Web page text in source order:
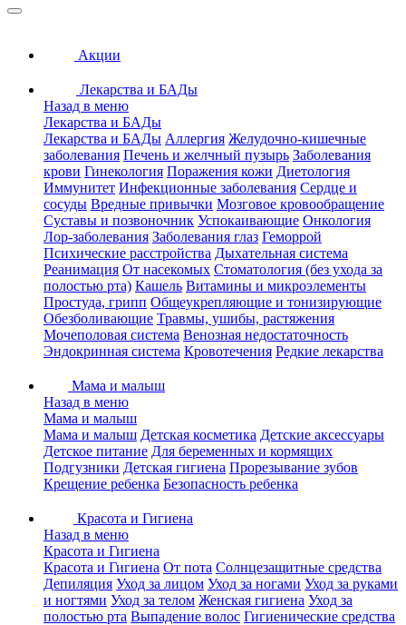
Акции
Лекарства и БАДы
Назад в меню
Лекарства и БАДы
Лекарства и БАДы Аллергия Желудочно-кишечные
заболевания Печень и желчный пузырь Заболевания
крови Гинекология Поражения кожи Диетология
Иммунитет Инфекционные заболевания Сердце и
сосуды Вредные привычки Мозговое кровообращение
Суставы и позвоночник Успокаивающие Онкология
Лор-заболевания Заболевания глаз Геморрой
Психические расстройства Дыхательная система
Реанимация От насекомых Стоматология (без ухода за
полостью рта) Кашель Витамины и микроэлементы
Простуда, грипп Общеукрепляющие и тонизирующие
Обезболивающие Травмы, ушибы, растяжения
Мочеполовая система Венозная недостаточность
Эндокринная система Кровотечения Редкие лекарства
Мама и малыш
Назад в меню
Мама и малыш
Мама и малыш Детская косметика Детские аксессуары
Детское питание Для беременных и кормящих
Подгузники Детская гигиена Прорезывание зубов
Крещение ребенка Безопасность ребенка
Красота и Гигиена
Назад в меню
Красота и Гигиена
Красота и Гигиена От пота Солнцезащитные средства
Депиляция Уход за лицом Уход за ногами Уход за руками
и ногтями Уход за телом Женская гигиена Уход за
полостью рта Выпадение волос Гигиенические средства